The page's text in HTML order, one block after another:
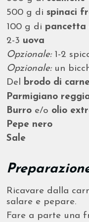
500 g dispinaci
100 g di pancetta
2-3 uova
Opzionale:1-2
Opzionale:un
Del brodo di
Parmigiano
Burro e/o olio
Pepe nero
Sale
Ricavare dalla
salare e pepare.
Fare a parte una